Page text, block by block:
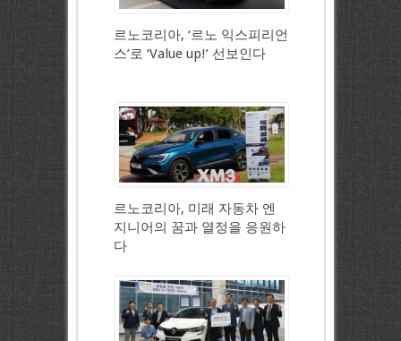
르노코리아, ‘르노 익스피리언
스’로 ‘Value up!’ 선보인다
르노코리아, 미래 자동차 엔
지니어의 꿈과 열정을 응원하
다